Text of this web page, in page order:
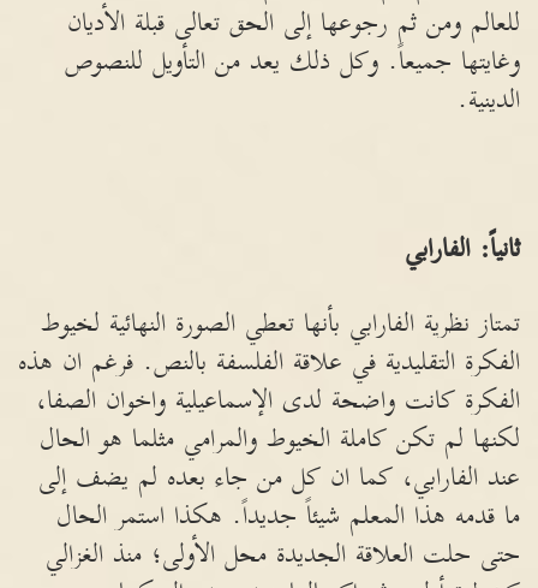
للعالم ومن ثم رجوعها إلى الحق تعالى قبلة الأديان
وغايتها جميعاً. وكل ذلك يعد من التأويل للنصوص
الدينية.
ثانياً: الفارابي
تمتاز نظرية الفارابي بأنها تعطي الصورة النهائية لخيوط
الفكرة التقليدية في علاقة الفلسفة بالنص. فرغم ان هذه
الفكرة كانت واضحة لدى الإسماعيلية واخوان الصفا،
لكنها لم تكن كاملة الخيوط والمرامي مثلما هو الحال
عند الفارابي، كما ان كل من جاء بعده لم يضف إلى
ما قدمه هذا المعلم شيئاً جديداً. هكذا استمر الحال
حتى حلت العلاقة الجديدة محل الأولى؛ منذ الغزالي